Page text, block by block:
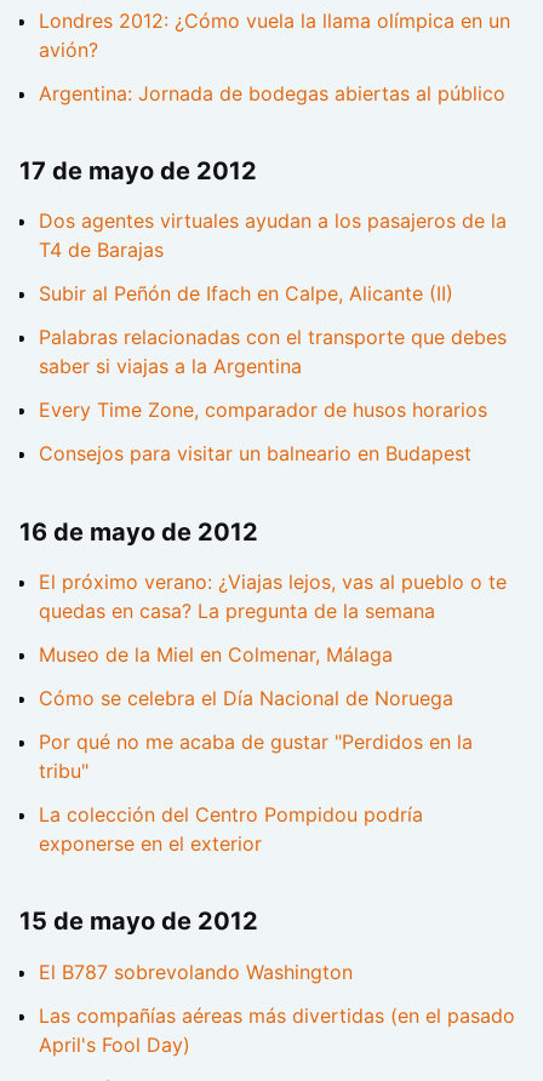
Londres 2012: ¿Cómo vuela la llama olímpica en un
avión?
Argentina: Jornada de bodegas abiertas al público
17 de mayo de 2012
Dos agentes virtuales ayudan a los pasajeros de la
T4 de Barajas
Subir al Peñón de Ifach en Calpe, Alicante (II)
Palabras relacionadas con el transporte que debes
saber si viajas a la Argentina
Every Time Zone, comparador de husos horarios
Consejos para visitar un balneario en Budapest
16 de mayo de 2012
El próximo verano: ¿Viajas lejos, vas al pueblo o te
quedas en casa? La pregunta de la semana
Museo de la Miel en Colmenar, Málaga
Cómo se celebra el Día Nacional de Noruega
Por qué no me acaba de gustar "Perdidos en la
tribu"
La colección del Centro Pompidou podría
exponerse en el exterior
15 de mayo de 2012
El B787 sobrevolando Washington
Las compañías aéreas más divertidas (en el pasado
April's Fool Day)